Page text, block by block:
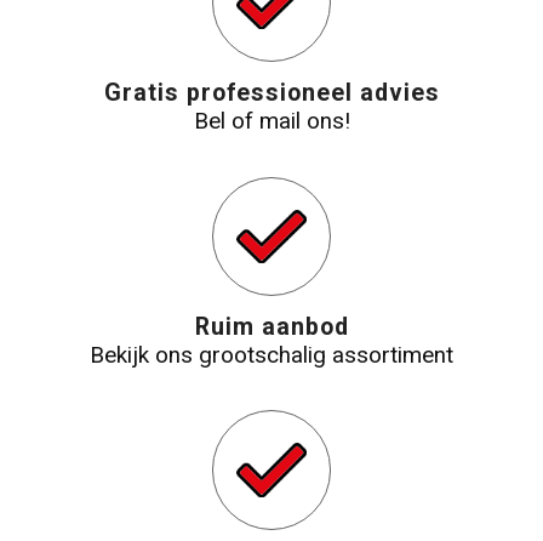
Gratis professioneel advies
Bel of mail ons!
Ruim aanbod
Bekijk ons grootschalig assortiment